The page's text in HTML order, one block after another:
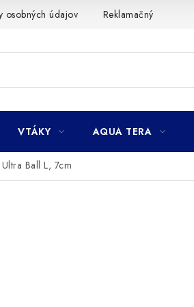
osobných údajov Reklamačný poriadok
VTÁKY AQUA TERA
Ball L, 7cm